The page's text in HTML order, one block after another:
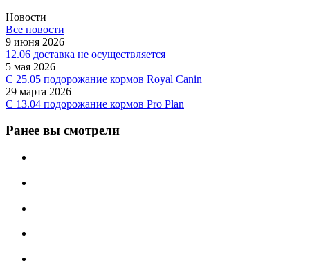
Новости
Все новости
9 июня 2026
12.06 доставка не осуществляется
5 мая 2026
C 25.05 подорожание кормов Royal Canin
29 марта 2026
С 13.04 подорожание кормов Pro Plan
Ранее вы смотрели